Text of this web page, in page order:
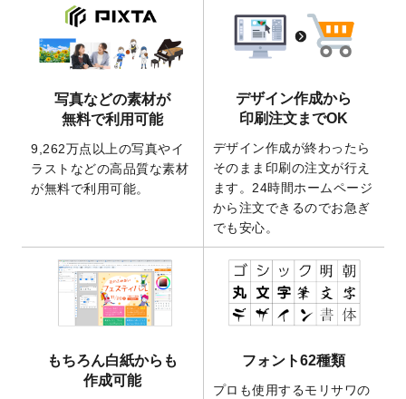
りました！
2025/12/22
【新商品】アクリルキーホルダーが作成で
きるようになりました！
2025/12/22
2026年版4月始まりのカレンダーデザイン
テンプレート
を公開いたしました。
開いたしました。
2025/9/30
【新商品】クリアファイルバッグ が作成で
きるようになりました！
2026年午年の年賀状デザインテンプレート
を公開いたしました。
2025/9/10
喪中はがき・寒中見舞いのデザインテンプ
レートを公開いたしました。
2025/8/1
9,160万点以上の写真やイラスト素材が無料
2025/7/30
キャンバスプリントのデザインテンプレー
トを追加いたしました。
写真などの素材が
無料で利用可能
9,262万点以上の写真やイ
ラストなどの高品質な素材
が無料で利用可能。
デザイン作成から
印刷注文までOK
デザイン作成が終わったら
そのまま印刷の注文が行え
ます。24時間ホームページ
から注文できるのでお急ぎ
でも安心。
もちろん白紙からも
作成可能
フォント62種類
プロも使用するモリサワの